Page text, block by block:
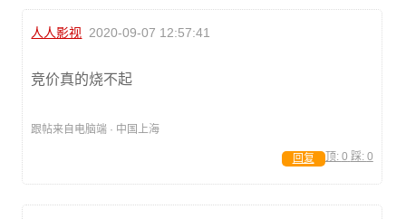
人人影视 2020-09-07 12:57:41
竞价真的烧不起
跟帖来自电脑端 · 中国上海
顶: 0 踩: 0
回复